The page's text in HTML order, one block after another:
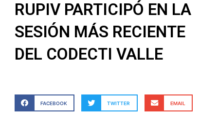
RUPIV PARTICIPÓ EN LA
SESIÓN MÁS RECIENTE
DEL CODECTI VALLE
FACEBOOK TWITTER EMAIL